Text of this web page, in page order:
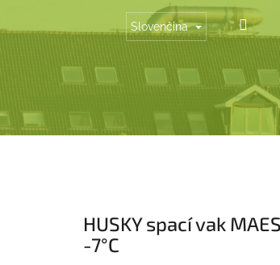
Slovenčina
HUSKY spací vak
-7°C